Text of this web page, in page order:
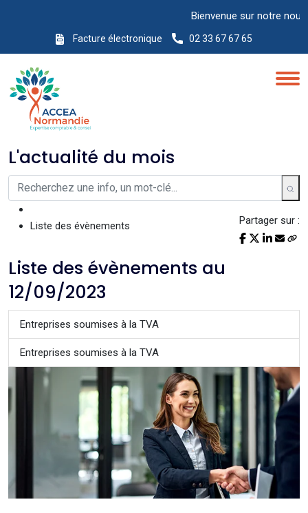
Bienvenue sur notre
Facture électronique 02 33 67 67 65
L'actualité du mois
Liste des évènements Partager sur :
Liste des évènements au
12/09/2023
Entreprises soumises à la TVA
Entreprises soumises à la TVA